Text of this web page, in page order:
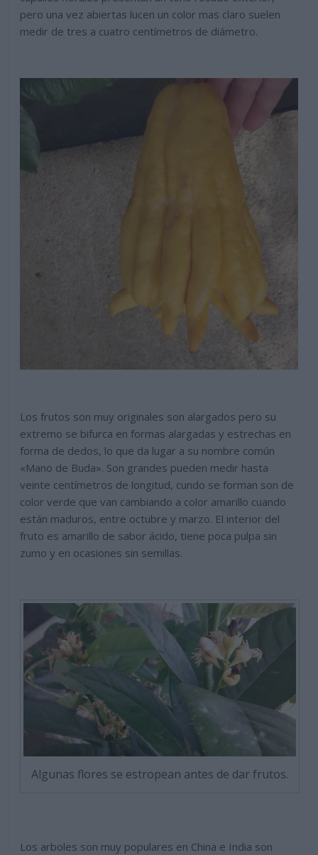
pero una vez abiertas lucen un color mas claro suelen
medir de tres a cuatro centímetros de diámetro.
Los frutos son muy originales son alargados pero su
extremo se bifurca en formas alargadas y estrechas en
forma de dedos, lo que da lugar a su nombre común
«Mano de Buda». Son grandes pueden medir hasta
veinte centímetros de longitud, cundo se forman son de
color verde que van cambiando a color amarillo cuando
están maduros, entre octubre y marzo. El interior del
fruto es amarillo de sabor ácido, tiene poca pulpa sin
zumo y en ocasiones sin semillas.
Algunas flores se estropean antes de dar frutos.
Los arboles son muy populares en China e India son